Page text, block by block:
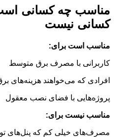
مناسب چه کسانی
کسانی نیست
مناسب است برای:
کاربرانی با مصرف برق متوسط
افرادی که می‌خواهند هزینه‌های
پروژه‌هایی با فضای نصب معقول
مناسب نیست برای:
مصرف‌های خیلی کم که پنل‌های